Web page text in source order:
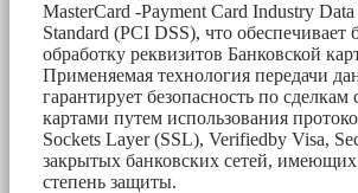
MasterCard -Payment Card Industry
Standard (PCI DSS), что обеспечивает
обработку реквизитов Банковской
Применяемая технология передачи
гарантирует безопасность по
картами путем использования
Sockets Layer (SSL), Verifiedby Visa,
закрытых банковских сетей,
степень защиты.